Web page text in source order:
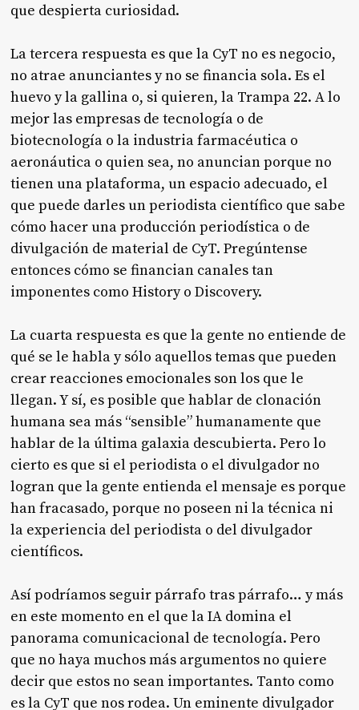
que despierta curiosidad.
La tercera respuesta es que la CyT no es negocio,
no atrae anunciantes y no se financia sola. Es el
huevo y la gallina o, si quieren, la Trampa 22. A lo
mejor las empresas de tecnología o de
biotecnología o la industria farmacéutica o
aeronáutica o quien sea, no anuncian porque no
tienen una plataforma, un espacio adecuado, el
que puede darles un periodista científico que sabe
cómo hacer una producción periodística o de
divulgación de material de CyT. Pregúntense
entonces cómo se financian canales tan
imponentes como History o Discovery.
La cuarta respuesta es que la gente no entiende de
qué se le habla y sólo aquellos temas que pueden
crear reacciones emocionales son los que le
llegan. Y sí, es posible que hablar de clonación
humana sea más “sensible” humanamente que
hablar de la última galaxia descubierta. Pero lo
cierto es que si el periodista o el divulgador no
logran que la gente entienda el mensaje es porque
han fracasado, porque no poseen ni la técnica ni
la experiencia del periodista o del divulgador
científicos.
Así podríamos seguir párrafo tras párrafo… y más
en este momento en el que la IA domina el
panorama comunicacional de tecnología. Pero
que no haya muchos más argumentos no quiere
decir que estos no sean importantes. Tanto como
es la CyT que nos rodea. Un eminente divulgador